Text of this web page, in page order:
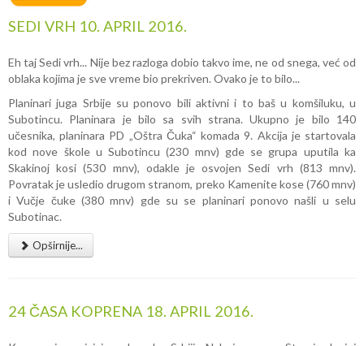
SEDI VRH 10. APRIL 2016.
Eh taj Sedi vrh... Nije bez razloga dobio takvo ime, ne od snega, već od
oblaka kojima je sve vreme bio prekriven. Ovako je to bilo...
Planinari juga Srbije su ponovo bili aktivni i to baš u komšiluku, u
Subotincu. Planinara je bilo sa svih strana. Ukupno je bilo 140
učesnika, planinara PD „Oštra Čuka“ komada 9. Akcija je startovala
kod nove škole u Subotincu (230 mnv) gde se grupa uputila ka
Skakinoj kosi (530 mnv), odakle je osvojen Sedi vrh (813 mnv).
Povratak je usledio drugom stranom, preko Kamenite kose (760 mnv)
i Vučje čuke (380 mnv) gde su se planinari ponovo našli u selu
Subotinac.
Opširnije...
24 ČASA KOPRENA 18. APRIL 2016.